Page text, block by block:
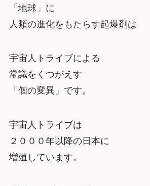
「地球」に
人類の進化をもたらす起爆剤は
宇宙人トライブによる
常識をくつがえす
「個の変異」です。
宇宙人トライブは
２０００年以降の日本に
増殖しています。